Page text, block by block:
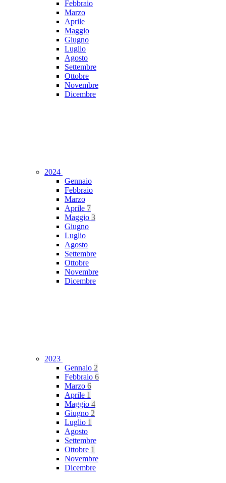
Febbraio
Marzo
Aprile
Maggio
Giugno
Luglio
Agosto
Settembre
Ottobre
Novembre
Dicembre
2024
Gennaio
Febbraio
Marzo
Aprile 7
Maggio 3
Giugno
Luglio
Agosto
Settembre
Ottobre
Novembre
Dicembre
2023
Gennaio 2
Febbraio 6
Marzo 6
Aprile 1
Maggio 4
Giugno 2
Luglio 1
Agosto
Settembre
Ottobre 1
Novembre
Dicembre